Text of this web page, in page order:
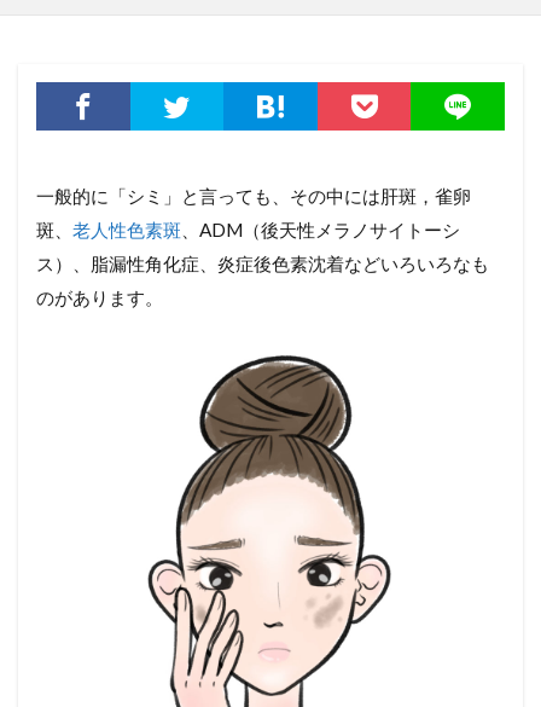
一般的に「シミ」と言っても、その中には肝斑，雀卵
斑、 老人性色素斑 、ADM（後天性メラノサイトーシ
ス）、脂漏性角化症、炎症後色素沈着などいろいろなも
のがあります。
有酸素運動
季節性アレルギー
背中のシミ
老人性色素斑
CO₂RE
コロナウイルスワクチン
免疫療法
紫外線
鞄
筋肉注射
針
アクセサリー
肌のターンオーバー
寿康美
奈良県 雪美人
ランチ
クリスタルソープ
ペペローニ
スキンケア
ピアスガン
洋食屋さん
塩化アルミニウム液
ケミカルピーリング
ボディピアス
ミックスグリル定食
エクロック